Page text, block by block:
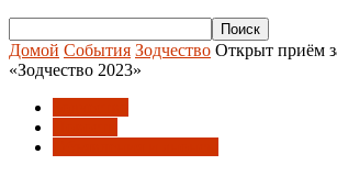
Домой События Зодчество Открыт приём
«Зодчество 2023»